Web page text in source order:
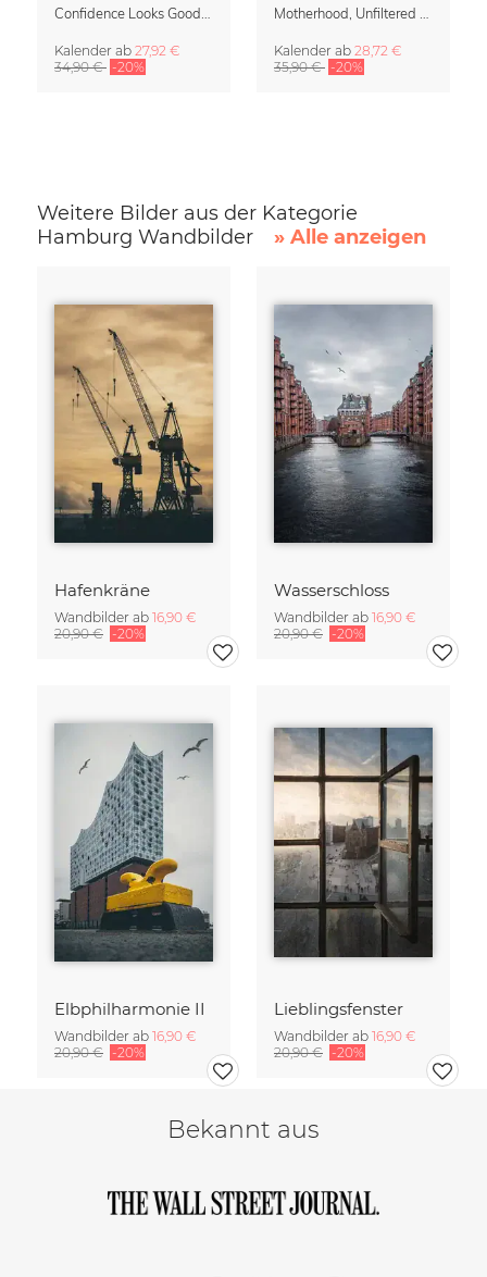
Confidence Looks Good On You Kalender 2027
Kalender ab 27,92 €
34,90 € -20%
Motherhood, Unfiltered Kalender 2027 | Humorvolle Illustrationen über das Muttersein
Kalender ab 28,72 €
35,90 € -20%
Weitere Bilder aus der Kategorie
Hamburg Wandbilder
» Alle anzeigen
Hafenkräne
Wandbilder ab 16,90 €
20,90 € -20%
Wasserschloss
Wandbilder ab 16,90 €
20,90 € -20%
Elbphilharmonie II
Wandbilder ab 16,90 €
20,90 € -20%
Lieblingsfenster
Wandbilder ab 16,90 €
20,90 € -20%
Bekannt aus